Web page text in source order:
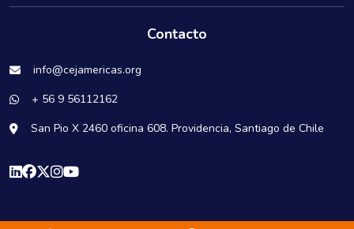
Contacto
info@cejamericas.org
+ 56 9 56112162
San Pio X 2460 oficina 608. Providencia, Santiago de Chile